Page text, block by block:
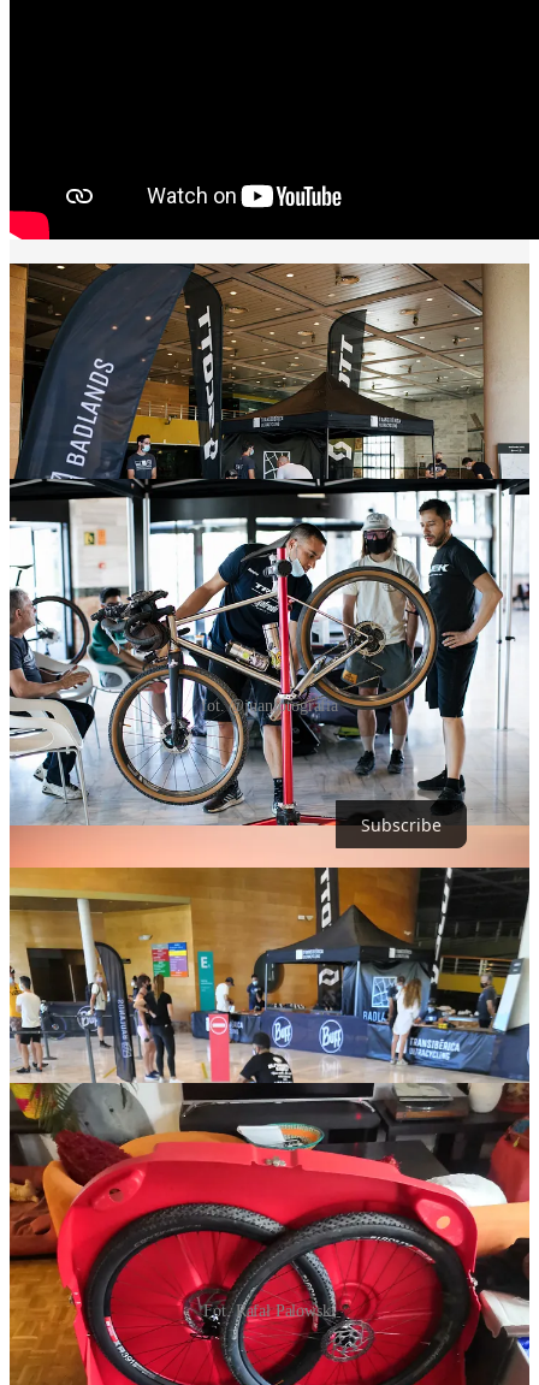
fot. @juanfotografia
Zostaw swój email poniżej, żeby nie przegapić kolejnych części
podcastu.
Subscribe
Fot. Rafał Palowski
Odcinek 2.